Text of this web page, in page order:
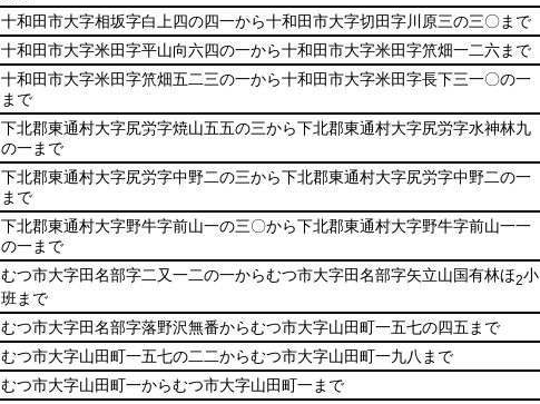
十和田市大字相坂字白上四の四一から十和田市大字切田字川原三の三〇まで
十和田市大字米田字平山向六四の一から十和田市大字米田字笊畑一二六まで
十和田市大字米田字笊畑五二三の一から十和田市大字米田字長下三一〇の一
まで
下北郡東通村大字尻労字焼山五五の三から下北郡東通村大字尻労字水神林九
の一まで
下北郡東通村大字尻労字中野二の三から下北郡東通村大字尻労字中野二の一
まで
下北郡東通村大字野牛字前山一の三〇から下北郡東通村大字野牛字前山一一
の一まで
むつ市大字田名部字二又一二の一からむつ市大字田名部字矢立山国有林ほ2小
班まで
むつ市大字田名部字落野沢無番からむつ市大字山田町一五七の四五まで
むつ市大字山田町一五七の二二からむつ市大字山田町一九八まで
むつ市大字山田町一からむつ市大字山田町一まで